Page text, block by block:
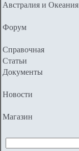
Австралия и Океания
Форум
Справочная
Статьи
Документы
Новости
Магазин